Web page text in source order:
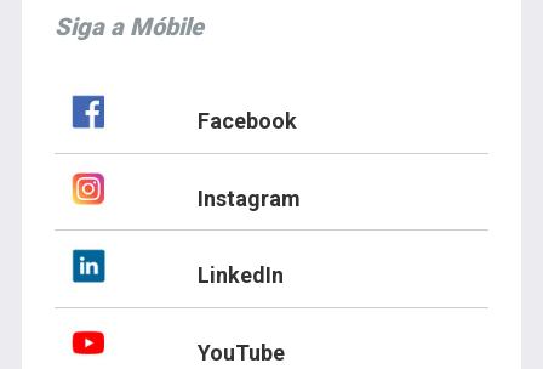
Siga a Móbile
Facebook
Instagram
LinkedIn
YouTube